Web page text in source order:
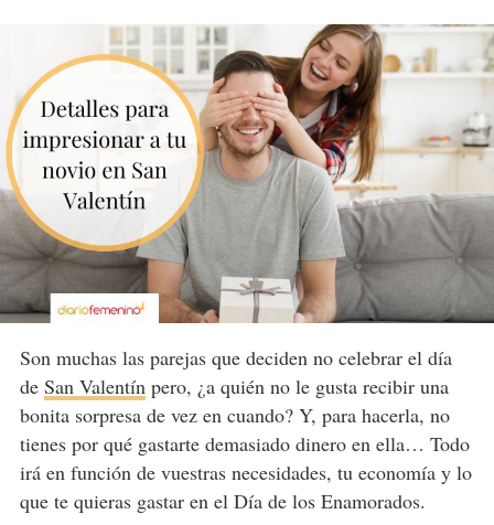
Son muchas las parejas que deciden no celebrar el día
de San Valentínpero, ¿a quién no le gusta recibir una
bonita sorpresa de vez en cuando? Y, para hacerla, no
tienes por qué gastarte demasiado dinero en ella… Todo
irá en función de vuestras necesidades, tu economía y lo
que te quieras gastar en el Día de los Enamorados.